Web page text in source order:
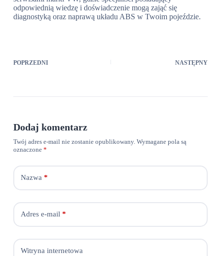
odpowiednią wiedzę i doświadczenie mogą zająć się
diagnostyką oraz naprawą układu ABS w Twoim pojeździe.
POPRZEDNI NASTĘPNY
Dodaj komentarz
Twój adres e-mail nie zostanie opublikowany. Wymagane pola są
oznaczone *
Nazwa*
Adres e-mail*
Witryna internetowa